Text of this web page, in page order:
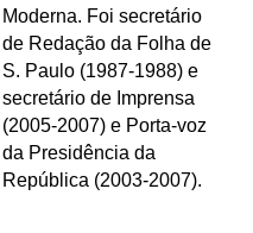
Moderna. Foi secretário
de Redação da Folha de
S. Paulo (1987-1988) e
secretário de Imprensa
(2005-2007) e Porta-voz
da Presidência da
República (2003-2007).